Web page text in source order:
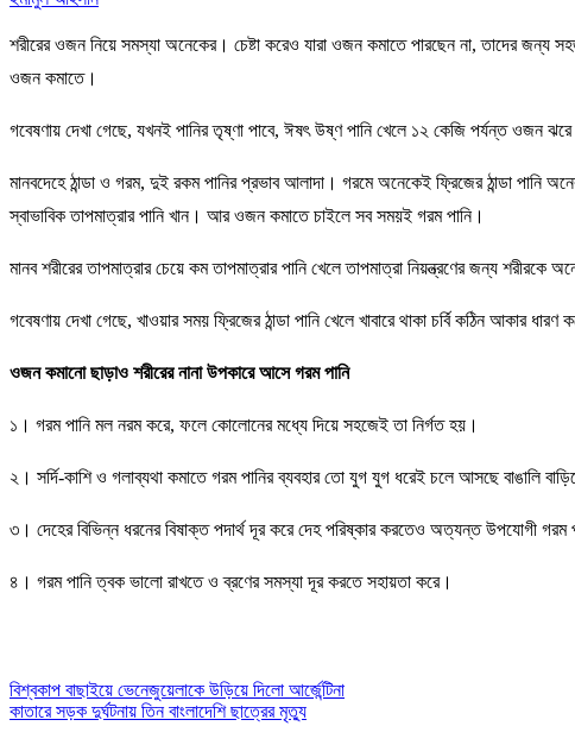
শরীরের ওজন নিয়ে সমস্যা অনেকের। চেষ্টা করেও যারা ওজন কমাতে পারছেন না, তাদের জন্য
ওজন কমাতে।
গবেষণায় দেখা গেছে, যখনই পানির তৃষ্ণা পাবে, ঈষৎ উষ্ণ পানি খেলে ১২ কেজি পর্যন্ত ওজন
মানবদেহে ঠান্ডা ও গরম, দুই রকম পানির প্রভাব আলাদা। গরমে অনেকেই ফ্রিজের ঠান্ডা পানি
স্বাভাবিক তাপমাত্রার পানি খান। আর ওজন কমাতে চাইলে সব সময়ই গরম পানি।
মানব শরীরের তাপমাত্রার চেয়ে কম তাপমাত্রার পানি খেলে তাপমাত্রা নিয়ন্ত্রণের জন্য
গবেষণায় দেখা গেছে, খাওয়ার সময় ফ্রিজের ঠান্ডা পানি খেলে খাবারে থাকা চর্বি কঠিন আকার
ওজন কমানো ছাড়াও শরীরের নানা উপকারে আসে গরম পানি
১। গরম পানি মল নরম করে, ফলে কোলোনের মধ্যে দিয়ে সহজেই তা নির্গত হয়।
২। সর্দি-কাশি ও গলাব্যথা কমাতে গরম পানির ব্যবহার তো যুগ যুগ ধরেই চলে আসছে বাঙালি
৩। দেহের বিভিন্ন ধরনের বিষাক্ত পদার্থ দূর করে দেহ পরিষ্কার করতেও অত্যন্ত উপযোগী গরম
৪। গরম পানি ত্বক ভালো রাখতে ও ব্রণের সমস্যা দূর করতে সহায়তা করে।
Post
navigation
বিশ্বকাপ বাছাইয়ে ভেনেজুয়েলাকে উড়িয়ে দিলো আর্জেন্টিনা
কাতারে সড়ক দুর্ঘটনায় তিন বাংলাদেশি ছাত্রের মৃত্যু